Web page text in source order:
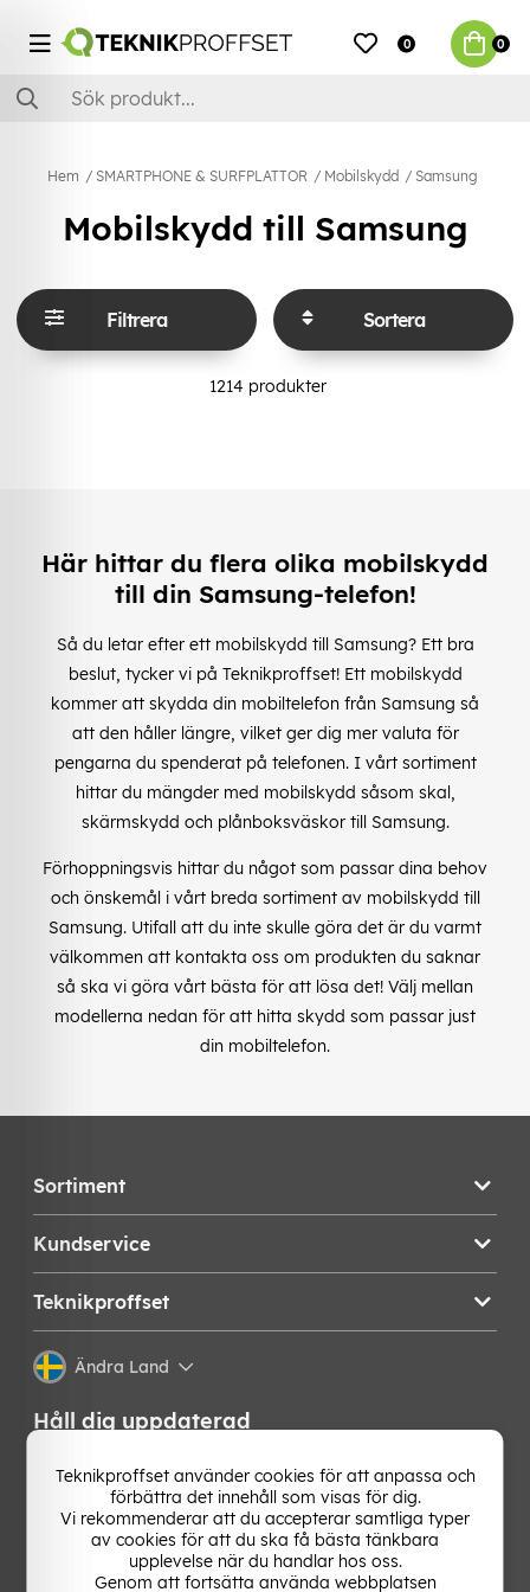
0 0
Hem SMARTPHONE & SURFPLATTOR Mobilskydd Samsung
Mobilskydd till Samsung
Filtrera Sortera
1214 produkter
Här hittar du flera olika mobilskydd
till din Samsung-telefon!
Så du letar efter ett mobilskydd till Samsung? Ett bra
beslut, tycker vi på Teknikproffset! Ett mobilskydd
kommer att skydda din mobiltelefon från Samsung så
att den håller längre, vilket ger dig mer valuta för
pengarna du spenderat på telefonen. I vårt sortiment
hittar du mängder med mobilskydd såsom skal,
skärmskydd och plånboksväskor till Samsung.
Förhoppningsvis hittar du något som passar dina behov
och önskemål i vårt breda sortiment av mobilskydd till
Samsung. Utifall att du inte skulle göra det är du varmt
välkommen att kontakta oss om produkten du saknar
så ska vi göra vårt bästa för att lösa det! Välj mellan
modellerna nedan för att hitta skydd som passar just
din mobiltelefon.
Sortiment
Kundservice
Teknikproffset
Ändra Land
Håll dig uppdaterad
Få de senaste nyheterna, hetaste erbjudandena och
bästa tipsen från oss direkt i din mejlkorg. Signa upp på
vårt nyhetsbrev!
Teknikproffset använder cookies för att anpassa och
förbättra det innehåll som visas för dig.
Vi rekommenderar att du accepterar samtliga typer
av cookies för att du ska få bästa tänkbara
upplevelse när du handlar hos oss.
Genom att fortsätta använda webbplatsen